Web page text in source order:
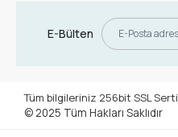
E-Bülten
Tüm bilgileriniz 256bit SSL
© 2025 Tüm Hakları Saklıdır